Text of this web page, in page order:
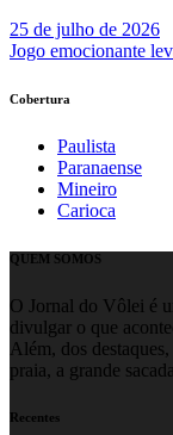
25 de julho de 2026
Jogo emocionante
Cobertura
Paulista
Paranaense
Mineiro
Carioca
QUEM SOMOS
O Jornal do Vôlei é
divulgar o que
Além, dos
praia, a grande
Recentes